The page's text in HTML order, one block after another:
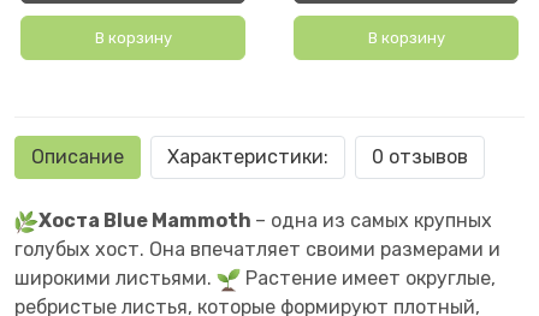
В корзину В корзину
Описание Характеристики: 0 отзывов
Хоста Blue Mammoth – одна из самых крупных
голубых хост. Она впечатляет своими размерами и
широкими листьями.
Растение имеет округлые,
ребристые листья, которые формируют плотный,